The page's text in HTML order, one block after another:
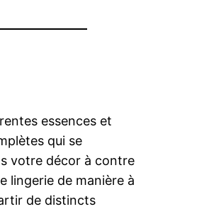
essences et
qui se
votre décor à contre
lingerie de manière à
de distincts